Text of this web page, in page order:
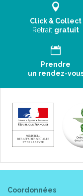
Click & Collect
Retrait gratuit
Prendre
un rendez-
Coordonnées